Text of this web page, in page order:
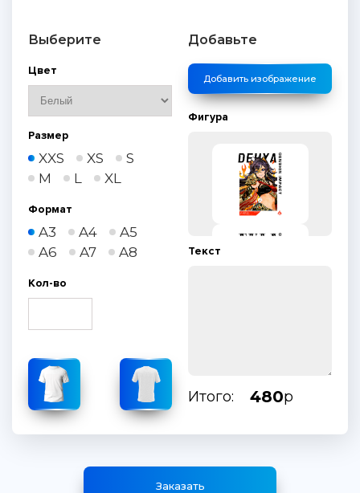
Выберите
Цвет
Размер
XXS XS
S
M
L XL
Формат
A3 A4
A5
A6
A7 A8
Кол-во
Добавьте
Добавить изображение
Фигура
Текст
Итого: 480р